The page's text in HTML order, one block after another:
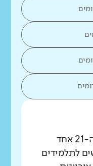
בעידן הדיגיטלי של המאה ה-21 אחד
לתלמידים